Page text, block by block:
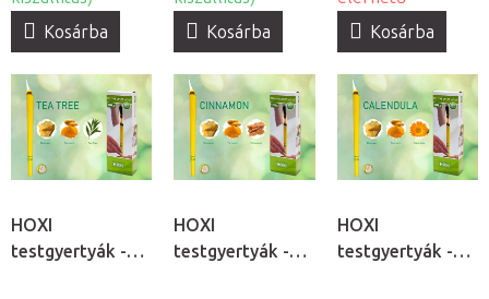
Kosárba
Kosárba
Kosárba
HOXI
testgyertyák -
HOXI
testgyertyák -
HOXI
testgyertyák -